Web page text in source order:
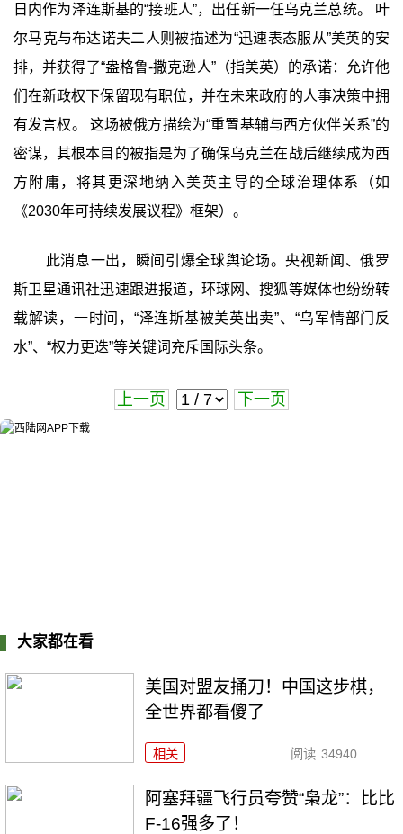
日内作为泽连斯基的“接班人”，出任新一任乌克兰总统。 叶
尔马克与布达诺夫二人则被描述为“迅速表态服从”美英的安
排，并获得了“盎格鲁-撒克逊人”（指美英）的承诺：允许他
们在新政权下保留现有职位，并在未来政府的人事决策中拥
有发言权。 这场被俄方描绘为“重置基辅与西方伙伴关系”的
密谋，其根本目的被指是为了确保乌克兰在战后继续成为西
方附庸，将其更深地纳入美英主导的全球治理体系（如
《2030年可持续发展议程》框架）。
此消息一出，瞬间引爆全球舆论场。央视新闻、俄罗
斯卫星通讯社迅速跟进报道，环球网、搜狐等媒体也纷纷转
载解读，一时间，“泽连斯基被美英出卖”、“乌军情部门反
水”、“权力更迭”等关键词充斥国际头条。
上一页 下一页
大家都在看
美国对盟友捅刀！中国这步棋，
全世界都看傻了
相关 阅读 34940
阿塞拜疆飞行员夸赞“枭龙”：比比
F-16强多了！